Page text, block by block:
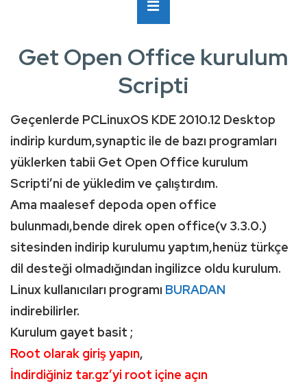
Get Open Office kurulum
Scripti
Geçenlerde PCLinuxOS KDE 2010.12 Desktop
indirip kurdum,synaptic ile de bazı programları
yüklerken tabii Get Open Office kurulum
Scripti’ni de yükledim ve çalıştırdım.
Ama maalesef depoda open office
bulunmadı,bende direk open office(v 3.3.0.)
sitesinden indirip kurulumu yaptım,henüz türkçe
dil desteği olmadığından ingilizce oldu kurulum.
Linux kullanıcıları programı BURADAN
indirebilirler.
Kurulum gayet basit ;
Root olarak giriş yapın,
İndirdiğiniz tar.gz’yi root içine açın